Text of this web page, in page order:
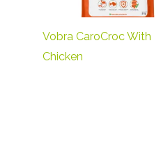
Vobra CaroCroc With
Chicken